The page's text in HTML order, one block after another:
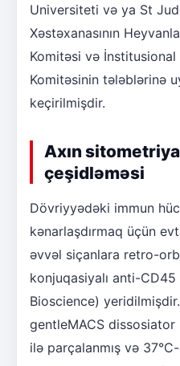
Universiteti və ya St
Xəstəxanasının
Komitəsi və
Komitəsinin tələblərinə
keçirilmişdir.
Axın
çeşidləməsi
Dövriyyədəki immun
kənarlaşdırmaq üçün
əvvəl siçanlara retro-
konjuqasiyalı anti-
Bioscience)
gentleMACS
ilə parçalanmış və